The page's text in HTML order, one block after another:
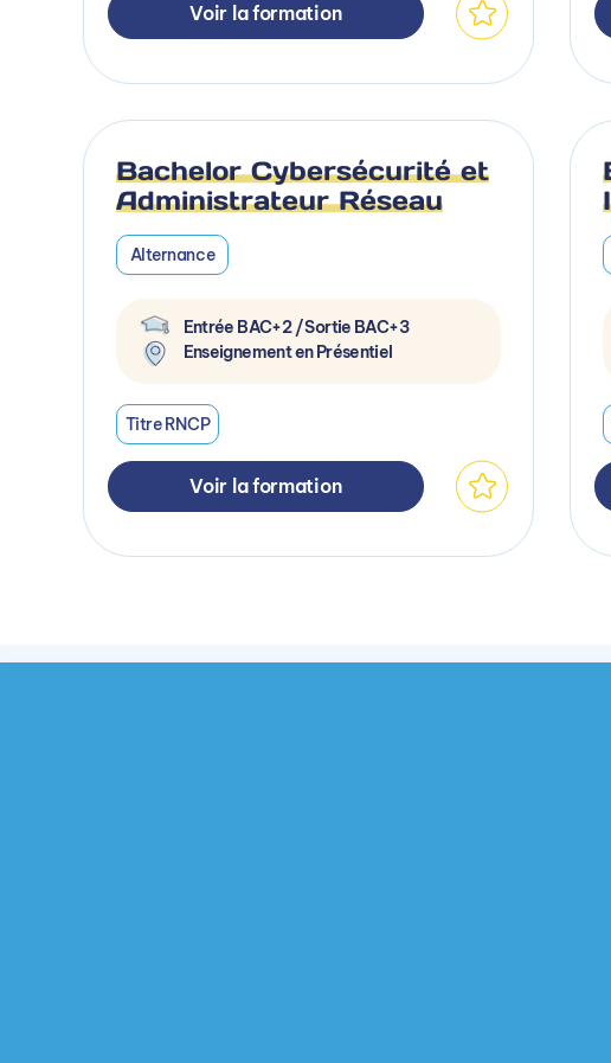
Voir la formation
Bachelor Cybersécurité et
Administrateur Réseau
Alternance
Entrée BAC+2 / Sortie BAC+3
Enseignement en Présentiel
Titre RNCP
Voir la formation